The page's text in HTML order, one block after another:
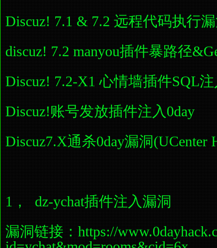
Discuz! 7.1 & 7.2 远程代码执行
discuz! 7.2 manyou插件暴路径
Discuz! 7.2-X1 心情墙插件SQL
Discuz!账号发放插件注入0day
Discuz7.X通杀0day漏洞(UCenter
1， dz-ychat插件注入漏洞
漏洞链接：https://